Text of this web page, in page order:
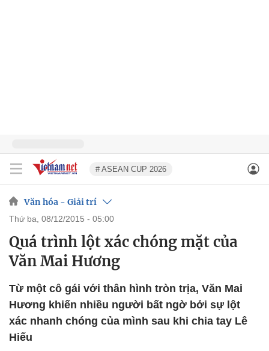
# ASEAN CUP 2026
Văn hóa - Giải trí
thứ ba, 08/12/2015 - 05:00
Quá trình lột xác chóng mặt của
Văn Mai Hương
Từ một cô gái với thân hình tròn trịa, Văn Mai
Hương khiến nhiều người bất ngờ bởi sự lột
xác nhanh chóng của mình sau khi chia tay Lê
Hiếu